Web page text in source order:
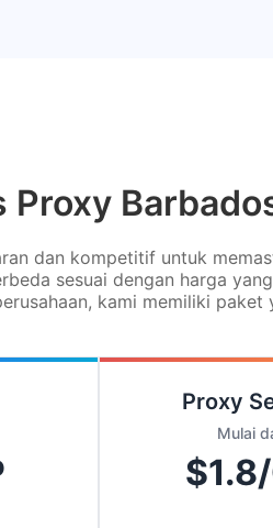
Proxy
dan kompetitif untuk
sesuai dengan harga
kami memiliki
Proxy
Mulai